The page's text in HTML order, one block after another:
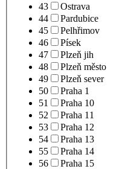
43
Ostrava
44
Pardubice
45
Pelhřimov
46
Písek
47
Plzeň jih
48
Plzeň město
49
Plzeň sever
50
Praha 1
51
Praha 10
52
Praha 11
53
Praha 12
54
Praha 13
55
Praha 14
56
Praha 15